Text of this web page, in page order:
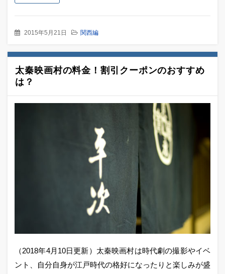
2015年5月21日 関西編
太秦映画村の料金！割引クーポンのおすすめ
は？
（2018年4月10日更新）太秦映画村は時代劇の撮影やイベ
ント、自分自身が江戸時代の格好になったりと楽しみが盛